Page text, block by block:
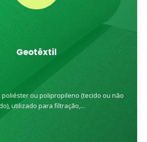
Geotêxtil
ou polipropileno (tecido ou não
utilizado para filtração,...